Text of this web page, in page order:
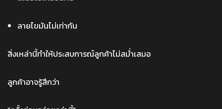
ลายไขมันไม่เท่ากัน
สิ่งเหล่านี้ทำให้ประสบการณ์ลูกค้าไม่สม่ำเสมอ
ลูกค้าอาจรู้สึกว่า